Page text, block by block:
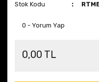
Stok Kodu
0 - Yorum Yap
0,00 TL